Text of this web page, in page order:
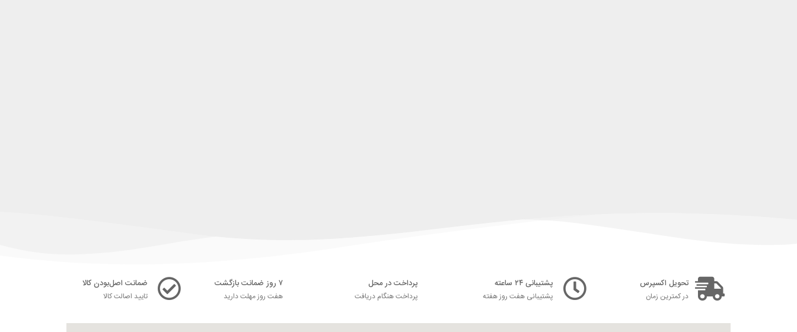
تحویل اکسپرس
در کمترین زمان
پشتیبانی ۲۴ ساعته
پشتیبانی هفت روز هفته
پرداخت در محل
پرداخت هنگام دریافت
۷ روز ضمانت بازگشت
هفت روز مهلت دارید
ضمانت اصل‌بودن کالا
تایید اصالت کالا